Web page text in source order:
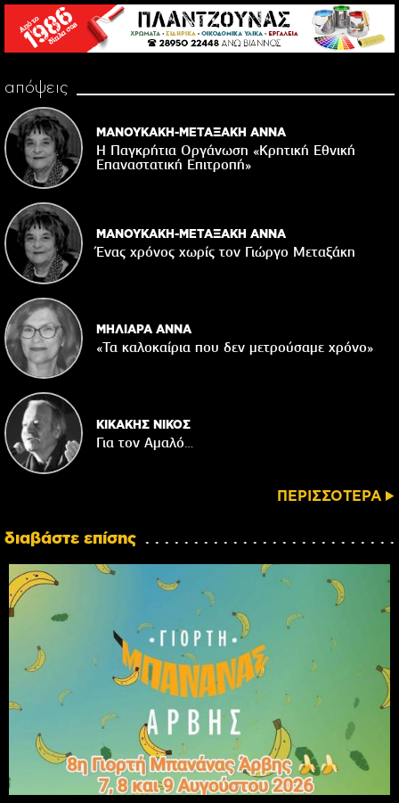
απόψεις
ΜΑΝΟΥΚΑΚΗ-ΜΕΤΑΞΑΚΗ ΑΝΝΑ
Η Παγκρήτια Οργάνωση «Κρητική Εθνική
Επαναστατική Eπιτροπή»
ΜΑΝΟΥΚΑΚΗ-ΜΕΤΑΞΑΚΗ ΑΝΝΑ
Ένας χρόνος χωρίς τον Γιώργο Μεταξάκη
ΜΗΛΙΑΡΑ ΑΝΝΑ
«Τα καλοκαίρια που δεν μετρούσαμε χρόνο»
ΚΙΚΑΚΗΣ ΝΙΚΟΣ
Για τον Αμαλό…
ΠΕΡΙΣΣΟΤΕΡΑ
διαβάστε επίσης